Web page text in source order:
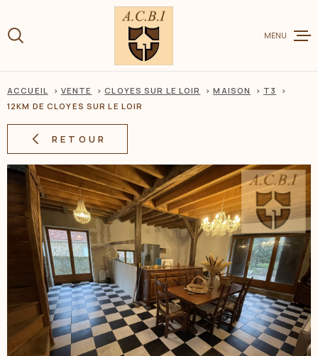
lamenu
contenu
VENTE
CHARME
ESTIMER
BIEN
BIENS
MENU
ACCUEIL VENTE CLOYES SUR LE LOIR MAISON
T3
12KM DE CLOYES SUR LE LOIR
RETOUR